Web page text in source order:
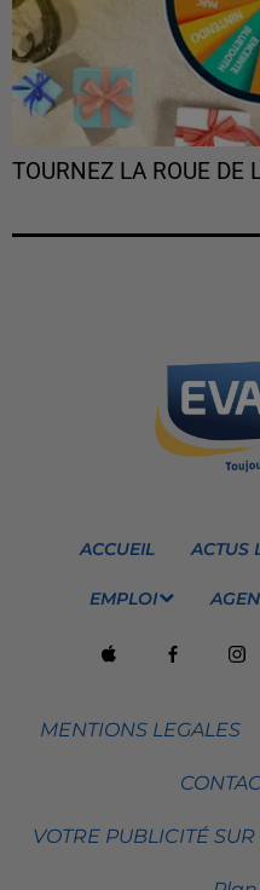
TOURNEZ LA ROUE DE
ACCUEIL ACTUS
EMPLOI
MENTIONS LEGALES
VOTRE PUBLICITÉ